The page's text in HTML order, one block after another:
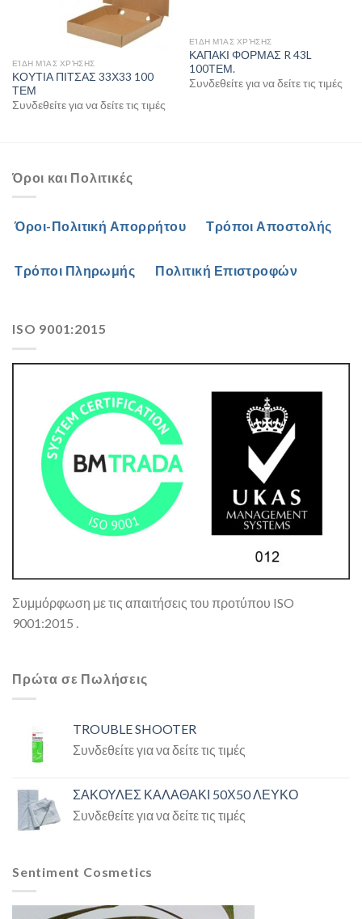
ΕΊΔΗ ΜΊΑΣ ΧΡΉΣΗΣ
ΚΟΥΤΙΑ ΠΙΤΣΑΣ 33Χ33 100
ΤΕΜ
Συνδεθείτε για να δείτε τις τιμές
ΕΊΔΗ ΜΊΑΣ ΧΡΉΣΗΣ
ΚΑΠΑΚΙ ΦΟΡΜΑΣ R 43L
100ΤΕΜ.
Συνδεθείτε για να δείτε τις τιμές
Όροι και Πολιτικές
Όροι-Πολιτική Απορρήτου Τρόποι Αποστολής
Τρόποι Πληρωμής Πολιτική Επιστροφών
ISO 9001:2015
Συμμόρφωση με τις απαιτήσεις του προτύπου ISO
9001:2015 .
Πρώτα σε Πωλήσεις
TROUBLE SHOOTER
Συνδεθείτε για να δείτε τις τιμές
ΣΑΚΟΥΛΕΣ ΚΑΛΑΘΑΚΙ 50Χ50 ΛΕΥΚΟ
Συνδεθείτε για να δείτε τις τιμές
Sentiment Cosmetics